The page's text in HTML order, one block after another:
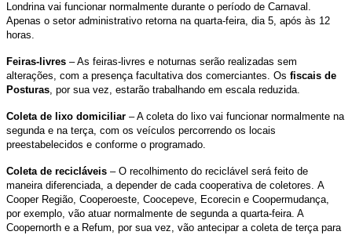
Londrina vai funcionar normalmente durante o período de Carnaval.
Apenas o setor administrativo retorna na quarta-feira, dia 5, após às 12
horas.
Feiras-livres – As feiras-livres e noturnas serão realizadas sem
alterações, com a presença facultativa dos comerciantes. Os fiscais de
Posturas, por sua vez, estarão trabalhando em escala reduzida.
Coleta de lixo domiciliar – A coleta do lixo vai funcionar normalmente na
segunda e na terça, com os veículos percorrendo os locais
preestabelecidos e conforme o programado.
Coleta de recicláveis – O recolhimento do reciclável será feito de
maneira diferenciada, a depender de cada cooperativa de coletores. A
Cooper Região, Cooperoeste, Coocepeve, Ecorecin e Coopermudança,
por exemplo, vão atuar normalmente de segunda a quarta-feira. A
Coopernorth e a Refum, por sua vez, vão antecipar a coleta de terça para